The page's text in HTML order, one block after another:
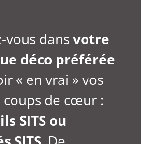
vous dans votre
déco préférée
« en vrai » vos
coups de cœur :
SITS ou